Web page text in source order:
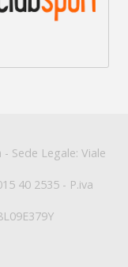
Sede Legale: Viale
40 2535 - P.iva